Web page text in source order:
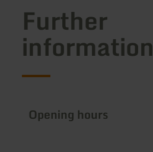
Further
information
Opening hours